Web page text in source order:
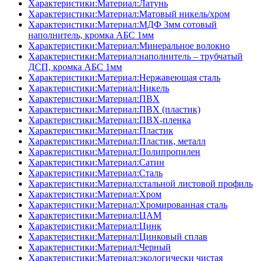
Характеристики:Материал:Латунь
Характеристики:Материал:Матовый никель/хром
Характеристики:Материал:МДФ 3мм сотовый
наполнитель, кромка AБC 1мм
Характеристики:Материал:Минеральное волокно
Характеристики:Материал:наполнитель – трубчатый
ДСП, кромка AБC 1мм
Характеристики:Материал:Нержавеющая сталь
Характеристики:Материал:Никель
Характеристики:Материал:ПВХ
Характеристики:Материал:ПВХ (пластик)
Характеристики:Материал:ПВХ-пленка
Характеристики:Материал:Пластик
Характеристики:Материал:Пластик, металл
Характеристики:Материал:Полипропилен
Характеристики:Материал:Сатин
Характеристики:Материал:Сталь
Характеристики:Материал:стальной листовой профиль
Характеристики:Материал:Хром
Характеристики:Материал:Хромированная сталь
Характеристики:Материал:ЦАМ
Характеристики:Материал:Цинк
Характеристики:Материал:Цинковый сплав
Характеристики:Материал:Черный
Характеристики:Материал:экологически чистая